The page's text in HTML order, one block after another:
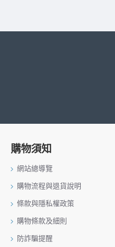
購物須知
網站總導覽
購物流程與退貨說明
條款與隱私權政策
購物條款及細則
防詐騙提醒